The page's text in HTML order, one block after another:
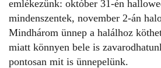
emlékezünk: október 31-én
mindenszentek, november 2-án
Mindhárom ünnep a halálhoz
miatt könnyen bele is
pontosan mit is ünnepelünk.